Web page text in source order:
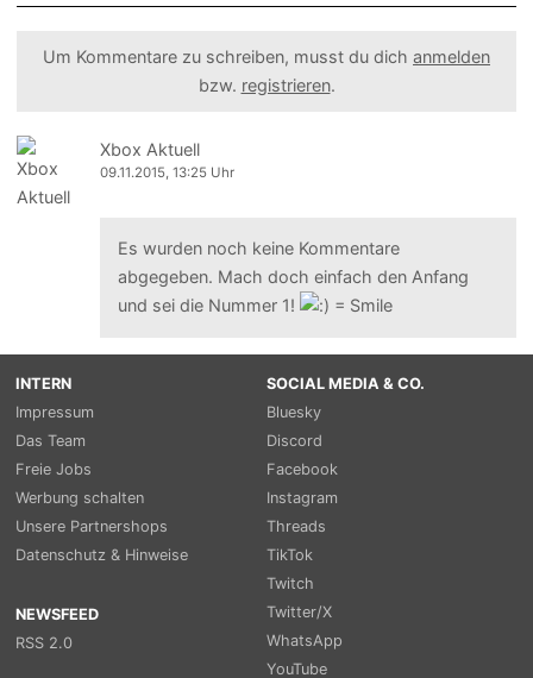
Um Kommentare zu schreiben, musst du dich anmelden
bzw. registrieren.
Xbox Aktuell
09.11.2015, 13:25 Uhr
Es wurden noch keine Kommentare
abgegeben. Mach doch einfach den Anfang
und sei die Nummer 1!
INTERN
Impressum
Das Team
Freie Jobs
Werbung schalten
Unsere Partnershops
Datenschutz & Hinweise
NEWSFEED
RSS 2.0
SOCIAL MEDIA & CO.
Bluesky
Discord
Facebook
Instagram
Threads
TikTok
Twitch
Twitter/X
WhatsApp
YouTube